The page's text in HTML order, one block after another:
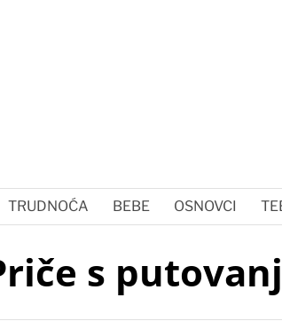
TRUDNOĆA BEBE OSNOVCI
s